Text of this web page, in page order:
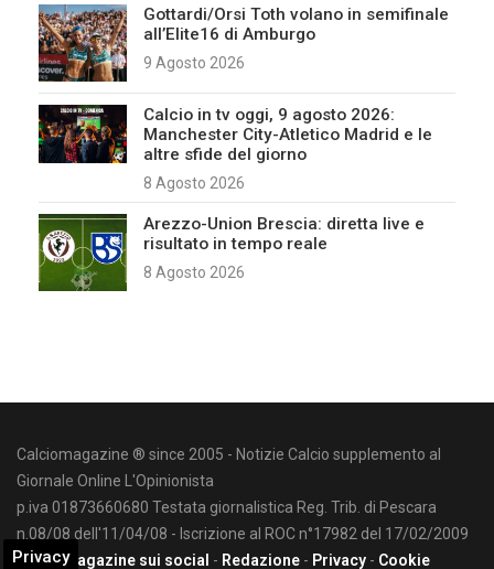
Gottardi/Orsi Toth volano in semifinale
all’Elite16 di Amburgo
9 Agosto 2026
Calcio in tv oggi, 9 agosto 2026:
Manchester City-Atletico Madrid e le
altre sfide del giorno
8 Agosto 2026
Arezzo-Union Brescia: diretta live e
risultato in tempo reale
8 Agosto 2026
Calciomagazine ® since 2005 - Notizie Calcio supplemento al
Giornale Online L'Opinionista
p.iva 01873660680 Testata giornalistica Reg. Trib. di Pescara
n.08/08 dell'11/04/08 - Iscrizione al ROC n°17982 del 17/02/2009
Calciomagazine sui social - Redazione - Privacy - Cookie
Privacy